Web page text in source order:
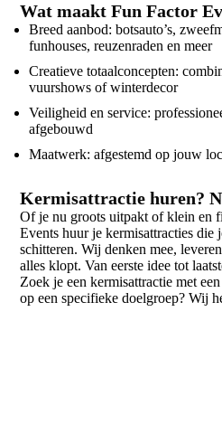
Wat maakt Fun Factor
Breed aanbod: botsauto’s,
funhouses, reuzenraden en meer
Creatieve totaalconcepten:
vuurshows of winterdecor
Veiligheid en service:
afgebouwd
Maatwerk: afgestemd op jouw
Kermisattractie huren?
Of je nu groots uitpakt of klein en
Events huur je kermisattracties die
schitteren. Wij denken mee,
alles klopt. Van eerste idee tot
Zoek je een kermisattractie met
op een specifieke doelgroep? Wij